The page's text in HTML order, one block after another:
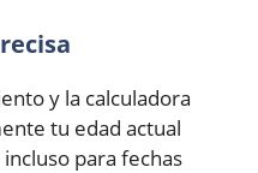
y la calculadora
tu edad actual
para fechas